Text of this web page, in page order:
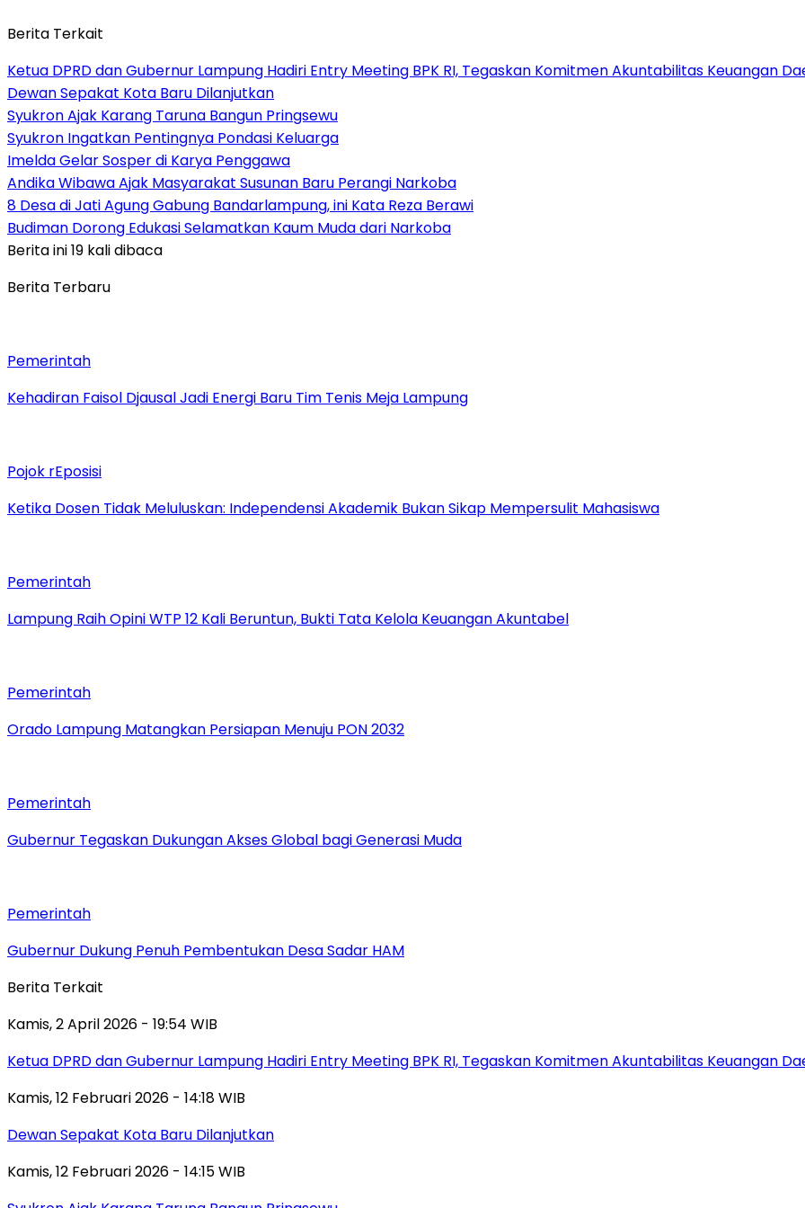
Berita Terkait
Ketua DPRD dan Gubernur Lampung Hadiri Entry Meeting BPK RI, Tegaskan Komitmen Akuntabilitas Keuangan
Dewan Sepakat Kota Baru Dilanjutkan
Syukron Ajak Karang Taruna Bangun Pringsewu
Syukron Ingatkan Pentingnya Pondasi Keluarga
Imelda Gelar Sosper di Karya Penggawa
Andika Wibawa Ajak Masyarakat Susunan Baru Perangi Narkoba
8 Desa di Jati Agung Gabung Bandarlampung, ini Kata Reza Berawi
Budiman Dorong Edukasi Selamatkan Kaum Muda dari Narkoba
Berita ini 19 kali dibaca
Berita Terbaru
Pemerintah
Kehadiran Faisol Djausal Jadi Energi Baru Tim Tenis Meja Lampung
Pojok rEposisi
Ketika Dosen Tidak Meluluskan: Independensi Akademik Bukan Sikap Mempersulit Mahasiswa
Pemerintah
Lampung Raih Opini WTP 12 Kali Beruntun, Bukti Tata Kelola Keuangan Akuntabel
Pemerintah
Orado Lampung Matangkan Persiapan Menuju PON 2032
Pemerintah
Gubernur Tegaskan Dukungan Akses Global bagi Generasi Muda
Pemerintah
Gubernur Dukung Penuh Pembentukan Desa Sadar HAM
Berita Terkait
Kamis, 2 April 2026 - 19:54 WIB
Ketua DPRD dan Gubernur Lampung Hadiri Entry Meeting BPK RI, Tegaskan Komitmen Akuntabilitas Keuangan
Kamis, 12 Februari 2026 - 14:18 WIB
Dewan Sepakat Kota Baru Dilanjutkan
Kamis, 12 Februari 2026 - 14:15 WIB